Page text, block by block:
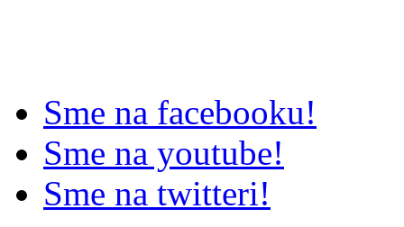
Sme na facebooku!
Sme na youtube!
Sme na twitteri!